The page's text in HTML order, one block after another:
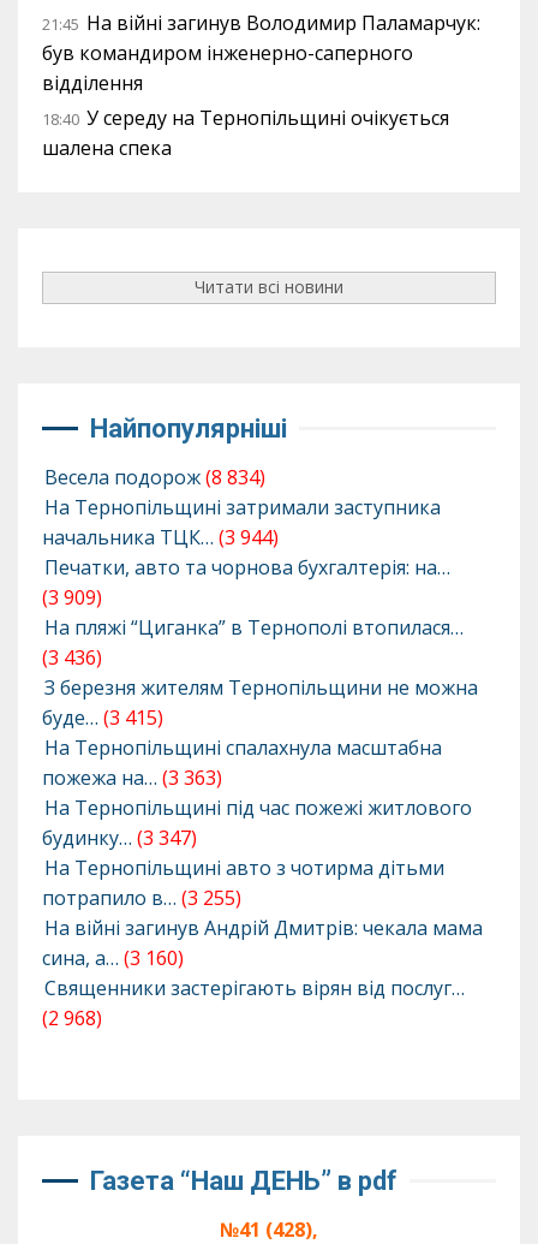
21:45 На війні загинув Володимир Паламарчук:
був командиром інженерно-саперного
відділення
18:40 У середу на Тернопільщині очікується
шалена спека
Читати всі новини
Найпопулярніші
Весела подорож(8 834)
На Тернопільщині затримали заступника
начальника ТЦК… (3 944)
Печатки, авто та чорнова бухгалтерія: на…
(3 909)
На пляжі “Циганка” в Тернополі втопилася…
(3 436)
З березня жителям Тернопільщини не можна
буде… (3 415)
На Тернопільщині спалахнула масштабна
пожежа на… (3 363)
На Тернопільщині під час пожежі житлового
будинку… (3 347)
На Тернопільщині авто з чотирма дітьми
потрапило в… (3 255)
На війні загинув Андрій Дмитрів: чекала мама
сина, а… (3 160)
Священники застерігають вірян від послуг…
(2 968)
Газета “Наш ДЕНЬ” в pdf
№41 (428),